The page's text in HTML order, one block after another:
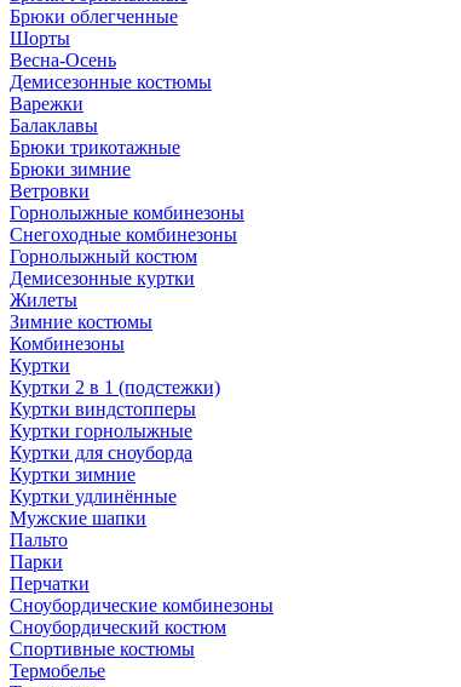
Брюки облегченные
Шорты
Весна-Осень
Демисезонные костюмы
Варежки
Балаклавы
Брюки трикотажные
Брюки зимние
Ветровки
Горнолыжные комбинезоны
Снегоходные комбинезоны
Горнолыжный костюм
Демисезонные куртки
Жилеты
Зимние костюмы
Комбинезоны
Куртки
Куртки 2 в 1 (подстежки)
Куртки виндстопперы
Куртки горнолыжные
Куртки для сноуборда
Куртки зимние
Куртки удлинённые
Мужские шапки
Пальто
Парки
Перчатки
Сноубордические комбинезоны
Сноубордический костюм
Спортивные костюмы
Термобелье